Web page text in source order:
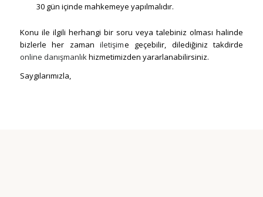
30 gün içinde mahkemeye yapılmalıdır.
Konu ile ilgili herhangi bir soru veya talebiniz olması halinde
bizlerle her zaman iletişime geçebilir, dilediğiniz takdirde
online danışmanlık hizmetimizden yararlanabilirsiniz.
Saygılarımızla,